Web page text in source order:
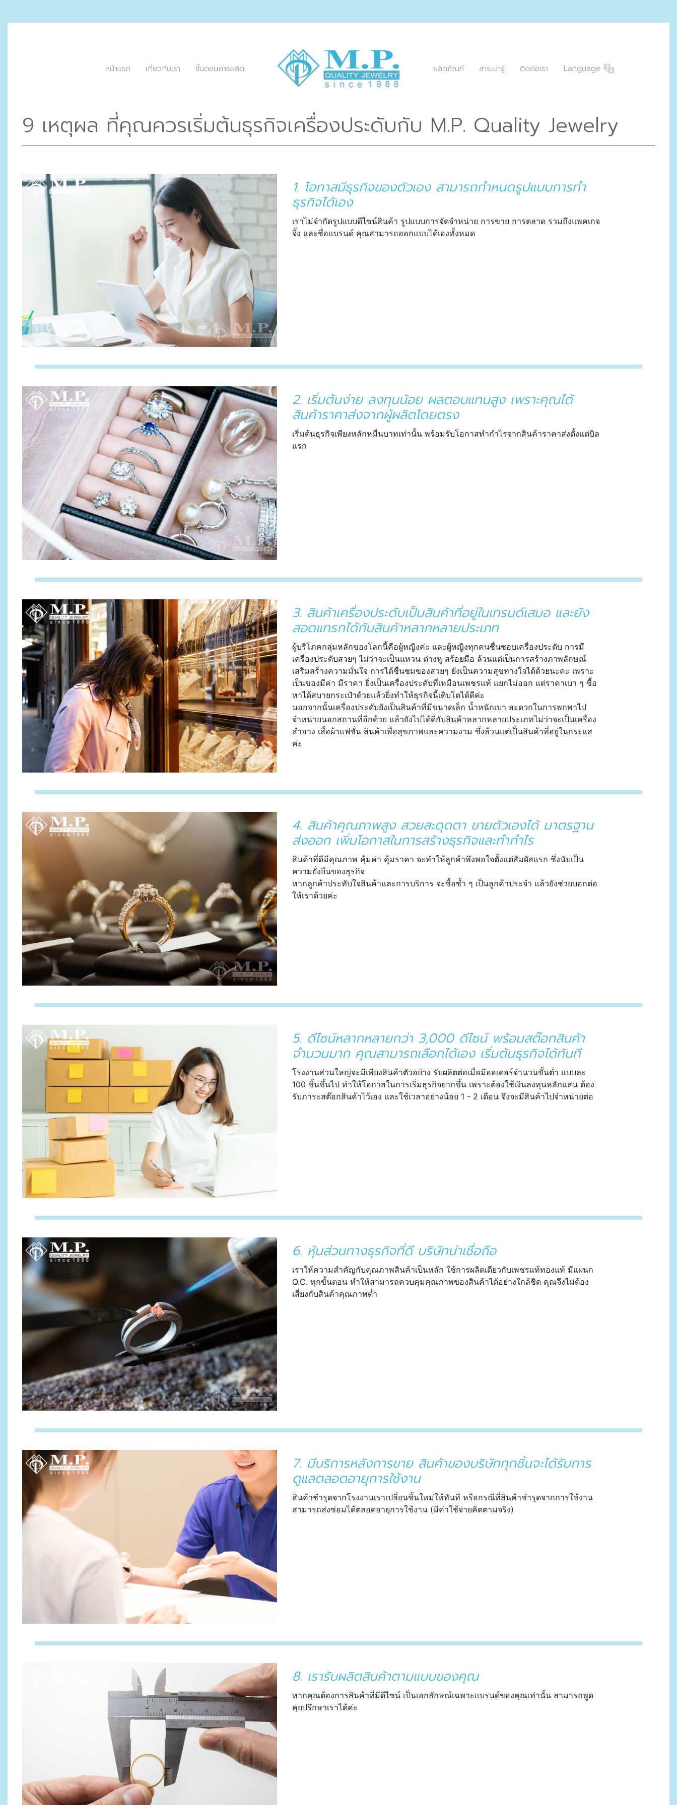
หน้าแรก เกี่ยวกับเรา ขั้นตอนการผลิต ผลิตภัณฑ์ สาระน่ารู้ ติดต่อเรา Language
9 เหตุผล ที่คุณควรเริ่มต้นธุรกิจเครื่องประดับกับ M.P. Quality Jewelry
1. โอกาสมีธุรกิจของตัวเอง สามารถกำหนดรูปแบบการทำ
ธุรกิจได้เอง
เราไม่จำกัดรูปแบบดีไซน์สินค้า รูปแบบการจัดจำหน่าย การขาย การตลาด รวมถึงแพคเกจ
จิ้ง และชื่อแบรนด์ คุณสามารถออกแบบได้เองทั้งหมด
2. เริ่มต้นง่าย ลงทุนน้อย ผลตอบแทนสูง เพราะคุณได้
สินค้าราคาส่งจากผู้ผลิตโดยตรง
เริ่มต้นธุรกิจเพียงหลักหมื่นบาทเท่านั้น พร้อมรับโอกาสทำกำไรจากสินค้าราคาส่งตั้งแต่บิล
แรก
3. สินค้าเครื่องประดับเป็นสินค้าที่อยู่ในเทรนด์เสมอ และยัง
สอดแทรกได้กับสินค้าหลากหลายประเภท
ผู้บริโภคกลุ่มหลักของโลกนี้คือผู้หญิงค่ะ และผู้หญิงทุกคนชื่นชอบเครื่องประดับ การมี
เครื่องประดับสวยๆ ไม่ว่าจะเป็นแหวน ต่างหู สร้อยมือ ล้วนแต่เป็นการสร้างภาพลักษณ์
เสริมสร้างความมั่นใจ การได้ชื่นชมของสวยๆ ยังเป็นความสุขทางใจได้ด้วยนะคะ เพราะ
เป็นของมีค่า มีราคา ยิ่งเป็นเครื่องประดับที่เหมือนเพชรแท้ แยกไม่ออก แต่ราคาเบา ๆ ซื้อ
หาได้สบายกระเป๋าด้วยแล้วยิ่งทำให้ธุรกิจนี้เติบโตได้ดีค่ะ
นอกจากนั้นเครื่องประดับยังเป็นสินค้าที่มีขนาดเล็ก น้ำหนักเบา สะดวกในการพกพาไป
จำหน่ายนอกสถานที่อีกด้วย แล้วยังไปได้ดีกับสินค้าหลากหลายประเภทไม่ว่าจะเป็นเครื่อง
สำอาง เสื้อผ้าแฟชั่น สินค้าเพื่อสุขภาพและความงาม ซึ่งล้วนแต่เป็นสินค้าที่อยู่ในกระแส
ค่ะ
4. สินค้าคุณภาพสูง สวยสะดุดตา ขายตัวเองได้ มาตรฐาน
ส่งออก เพิ่มโอกาสในการสร้างธุรกิจและทำกำไร
สินค้าที่ดีมีคุณภาพ คุ้มค่า คุ้มราคา จะทำให้ลูกค้าพึงพอใจตั้งแต่สัมผัสแรก ซึ่งนับเป็น
ความยั่งยืนของธุรกิจ
หากลูกค้าประทับใจสินค้าและการบริการ จะซื้อซ้ำ ๆ เป็นลูกค้าประจำ แล้วยังช่วยบอกต่อ
ให้เราด้วยค่ะ
5. ดีไซน์หลากหลายกว่า 3,000 ดีไซน์ พร้อมสต๊อกสินค้า
จำนวนมาก คุณสามารถเลือกได้เอง เริ่มต้นธุรกิจได้ทันที
โรงงานส่วนใหญ่จะมีเพียงสินค้าตัวอย่าง รับผลิตต่อเมื่อมีออเดอร์จำนวนขั้นต่ำ แบบละ
100 ชิ้นขึ้นไป ทำให้โอกาสในการเริ่มธุรกิจยากขึ้น เพราะต้องใช้เงินลงทุนหลักแสน ต้อง
รับภาระสต๊อกสินค้าไว้เอง และใช้เวลาอย่างน้อย 1 - 2 เดือน จึงจะมีสินค้าไปจำหน่ายต่อ
6. หุ้นส่วนทางธุรกิจที่ดี บริษัทน่าเชื่อถือ
เราให้ความสำคัญกับคุณภาพสินค้าเป็นหลัก ใช้การผลิตเดียวกับเพชรแท้ทองแท้ มีแผนก
Q.C. ทุกขั้นตอน ทำให้สามารถควบคุมคุณภาพของสินค้าได้อย่างใกล้ชิด คุณจึงไม่ต้อง
เสี่ยงกับสินค้าคุณภาพต่ำ
7. มีบริการหลังการขาย สินค้าของบริษัททุกชิ้นจะได้รับการ
ดูแลตลอดอายุการใช้งาน
สินค้าชำรุดจากโรงงานเราเปลี่ยนชิ้นใหม่ให้ทันที หรือกรณีที่สินค้าชำรุดจากการใช้งาน
สามารถส่งซ่อมได้ตลอดอายุการใช้งาน (มีค่าใช้จ่ายคิดตามจริง)
8. เรารับผลิตสินค้าตามแบบของคุณ
หากคุณต้องการสินค้าที่มีดีไซน์ เป็นเอกลักษณ์เฉพาะแบรนด์ของคุณเท่านั้น สามารถพูด
คุยปรึกษาเราได้ค่ะ